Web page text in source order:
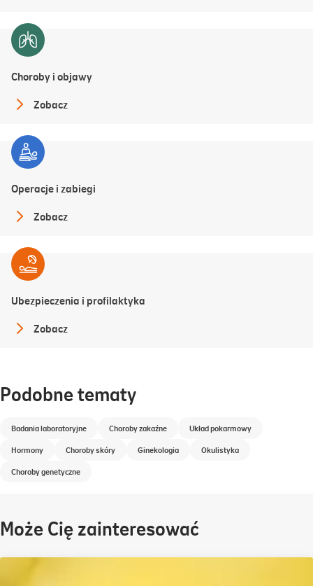
Choroby i objawy
Zobacz
Operacje i zabiegi
Zobacz
Ubezpieczenia i profilaktyka
Zobacz
Podobne tematy
Badania laboratoryjne Choroby zakaźne
Układ pokarmowy
Hormony
Choroby skóry Ginekologia
Okulistyka
Choroby genetyczne
Może Cię zainteresować